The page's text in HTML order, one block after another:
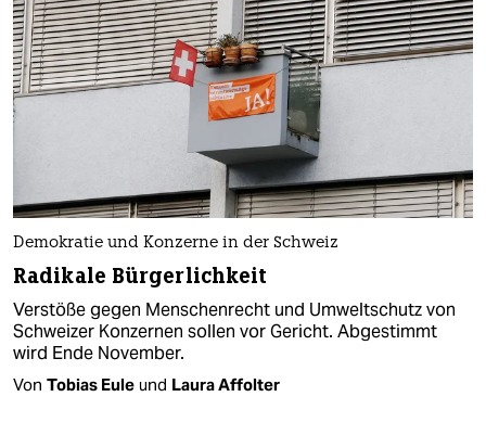
Demokratie und Konzerne in der Schweiz
Radikale Bürgerlichkeit
Verstöße gegen Menschenrecht und Umweltschutz von
Schweizer Konzernen sollen vor Gericht. Abgestimmt
wird Ende November.
Von Tobias Eule und Laura Affolter